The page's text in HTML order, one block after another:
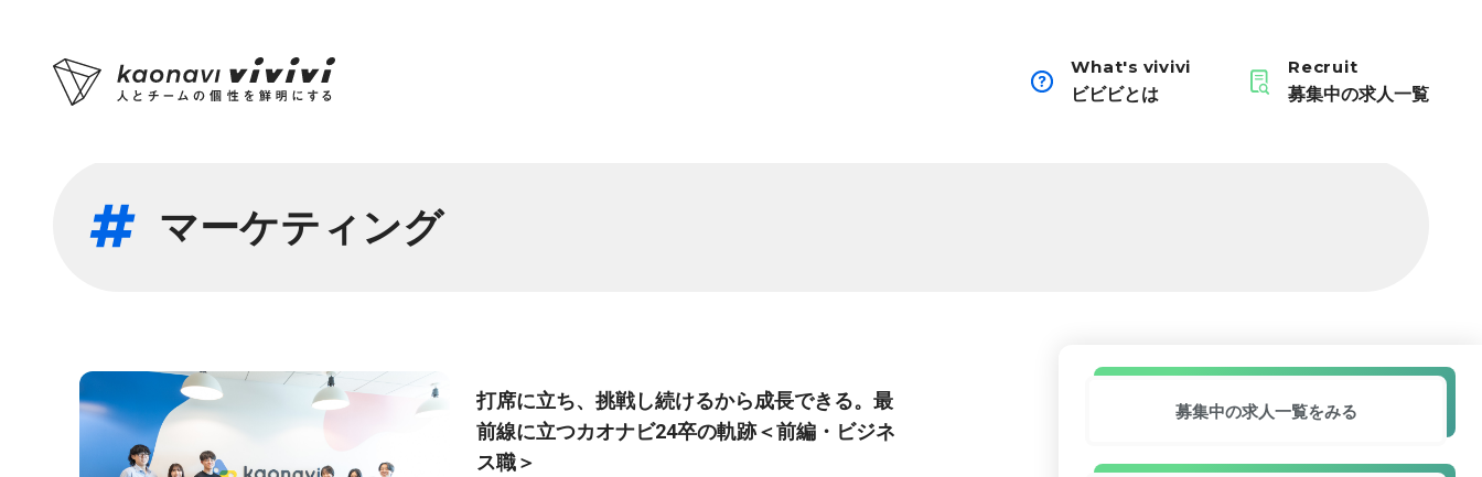
What's vivivi
ビビビとは
Recruit
募集中の求人一覧
マーケティング
打席に立ち、挑戦し続けるから成長できる。最
前線に立つカオナビ24卒の軌跡＜前編・ビジネ
ス職＞
募集中の求人一覧をみる